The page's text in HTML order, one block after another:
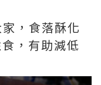
，食落酥化
，有助減低